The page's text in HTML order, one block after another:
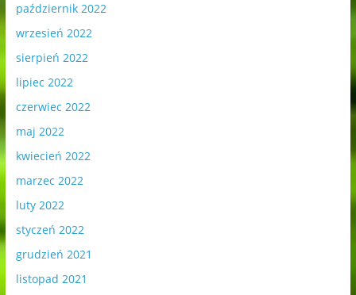
październik 2022
wrzesień 2022
sierpień 2022
lipiec 2022
czerwiec 2022
maj 2022
kwiecień 2022
marzec 2022
luty 2022
styczeń 2022
grudzień 2021
listopad 2021